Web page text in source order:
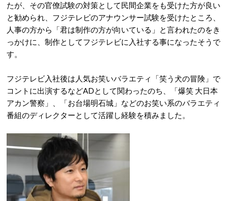
たが、その官僚試験の対策として民間企業をも受けた方が良い
と勧められ、フジテレビのアナウンサー試験を受けたところ、
人事の方から「君は制作の方が向いている」と言われたのをき
っかけに、制作としてフジテレビに入社する事になったそうで
す。
フジテレビ入社後は人気お笑いバラエティ「笑う犬の冒険」で
コントに出演するなどADとして関わったのち、「爆笑 大日本
アカン警察」、「お台場明石城」などのお笑い系のバラエティ
番組のディレクターとして活躍し経験を積みました。